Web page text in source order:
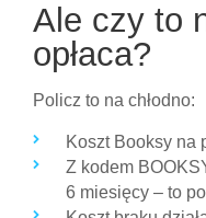
Ale czy to
opłaca?
Policz to na chłodno:
Koszt Booksy na
Z kodem
6 miesięcy – to